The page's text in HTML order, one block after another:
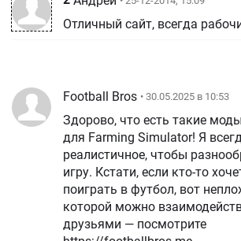
Отличный сайт, всегда
Football Bros • 30.05.2025 в 10:53
Здорово, что есть такие
для Farming Simulator! Я
реалистичное, чтобы
игру. Кстати, если кто-то
поиграть в футбол, вот
которой можно
друзьями — посмотрите